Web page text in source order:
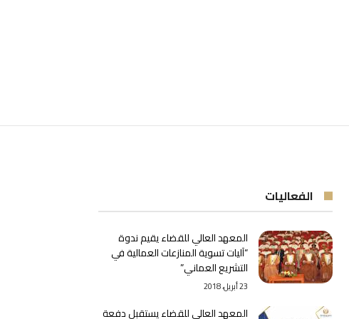
الفعاليات
المعهد العالي للقضاء يقيم ندوة
“آليات تسوية المنازعات العمالية في
التشريع العماني”
23 أبريل، 2018
المعهد العالي للقضاء يستقبل دفعة